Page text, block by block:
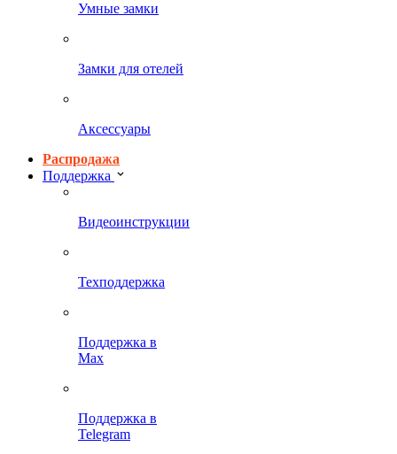
Умные замки
Замки для отелей
Аксессуары
Распродажа
Поддержка
Видеоинструкции
Техподдержка
Поддержка в
Max
Поддержка в
Telegram